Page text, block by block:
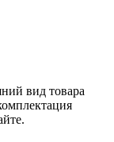
вид товара